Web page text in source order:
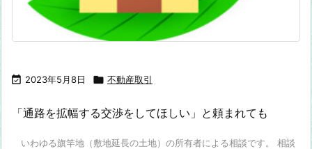
 2023年5月8日  不動産取引
「通路を拡幅する交渉をしてほしい」と頼まれても
いわゆる旗竿地（敷地延長の土地）の所有者による相談です。 相談